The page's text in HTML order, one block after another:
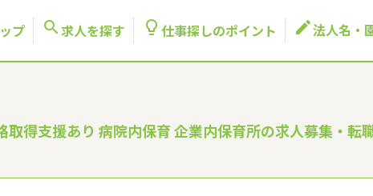
プ  求人を探す  仕事探しのポイント 法人名・
取得支援あり 病院内保育 企業内保育所の求人募集・転